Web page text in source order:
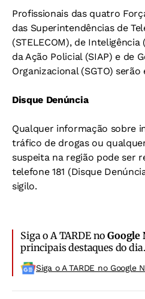
Profissionais das quatro
das Superintendências de
(STELECOM), de
da Ação Policial (SIAP) e de
Organizacional (SGTO) serão
Disque Denúncia
Qualquer informação sobre
tráfico de drogas ou
suspeita na região pode ser
telefone 181 (Disque
sigilo.
Siga o A TARDE noGoogle
principais destaques do dia.
Siga o A TARDE no Google